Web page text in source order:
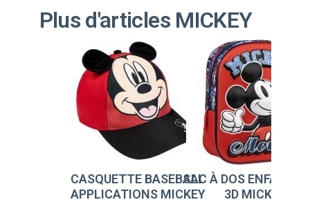
Plus d'articles MICKEY
CASQUETTE BASEBALL
APPLICATIONS MICKEY
SAC À DOS ENFANT
3D MICKEY